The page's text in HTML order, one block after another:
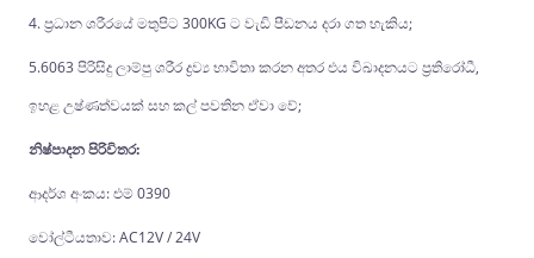
4. ප්‍රධාන ශරීරයේ මතුපිට 300KG ට වැඩි පීඩනය දරා ගත හැකිය;
5.6063 පිරිසිදු ලාම්පු ශරීර ද්‍රව්‍ය භාවිතා කරන අතර එය විඛාදනයට ප්‍රතිරෝධී,
ඉහළ උෂ්ණත්වයක් සහ කල් පවතින ඒවා වේ;
නිෂ්පාදන පිරිවිතර:
ආදර්ශ අංකය: එම් 0390
වෝල්ටීයතාව: AC12V / 24V